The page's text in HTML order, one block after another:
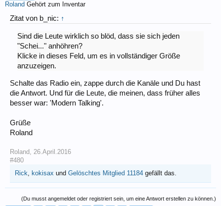
Roland Gehört zum Inventar
Zitat von b_nic: ↑
Sind die Leute wirklich so blöd, dass sie sich jeden
"Schei..." anhöhren?
Klicke in dieses Feld, um es in vollständiger Größe
anzuzeigen.
Schalte das Radio ein, zappe durch die Kanäle und Du hast
die Antwort. Und für die Leute, die meinen, dass früher alles
besser war: 'Modern Talking'.
Grüße
Roland
Roland 26.April.2016
#480
Rick kokisax und Gelöschtes Mitglied 11184 gefällt das.
(Du musst angemeldet oder registriert sein, um eine Antwort erstellen zu können.)